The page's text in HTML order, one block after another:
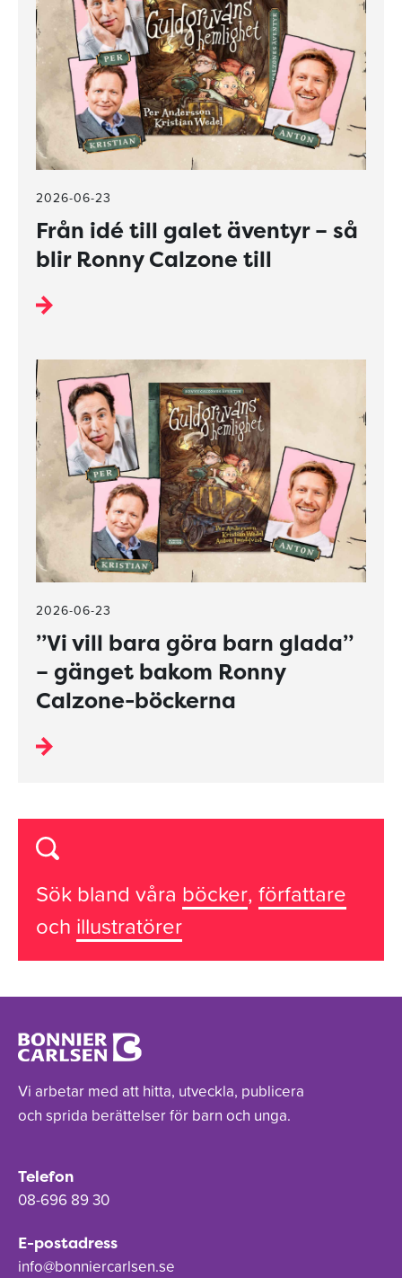
2026-06-23
Från idé till galet äventyr – så
blir Ronny Calzone till
2026-06-23
”Vi vill bara göra barn glada”
– gänget bakom Ronny
Calzone-böckerna
Sök bland våra böcker, författare
och illustratörer
Vi arbetar med att hitta, utveckla, publicera
och sprida berättelser för barn och unga.
Telefon
08-696 89 30
E-postadress
info@bonniercarlsen.se